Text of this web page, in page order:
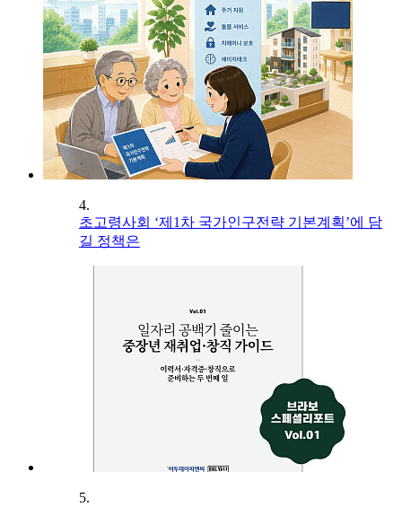
4.
초고령사회 ‘제1차 국가인구전략 기본계획’에 담
길 정책은
5.